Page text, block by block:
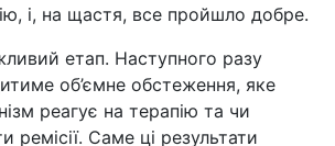
і, на щастя, все пройшло добре.
етап. Наступного разу
об’ємне обстеження, яке
реагує на терапію та чи
ремісії. Саме ці результати